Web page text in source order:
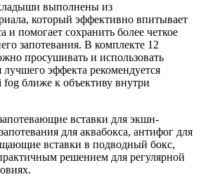
выполнены из
который эффективно впитывает
и помогает сохранить более четкое
запотевания. В комплекте 12
просушивать и использовать
эффекта рекомендуется
fog ближе к объективу внутри
вставки для экшн-
для аквабокса, антифог для
вставки в подводный бокс,
решением для регулярной